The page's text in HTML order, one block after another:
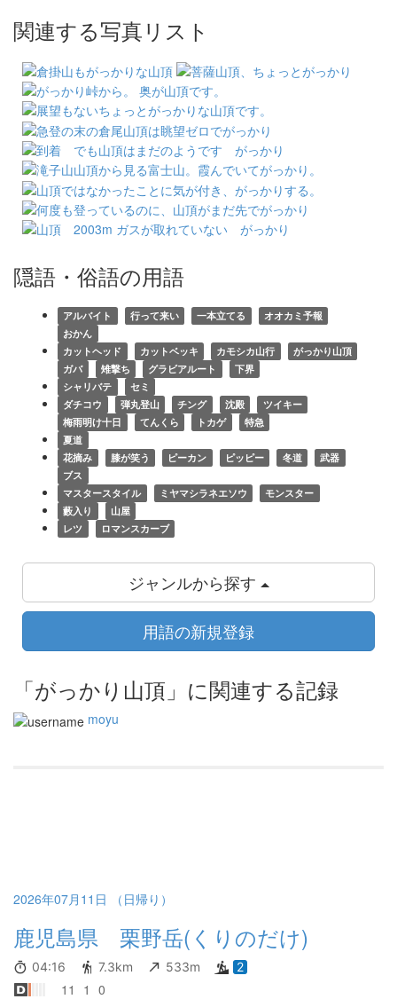
関連する写真リスト
隠語・俗語の用語
アルバイト 行って来い 一本立てる
オオカミ予報
おかん
カットヘッド
カットベッキ カモシカ山行
がっかり山頂
ガバ
雉撃ち グラビアルート
下界
シャリバテ
セミ
ダチコウ
弾丸登山 チング 沈殿
ツイキー
梅雨明け十日
てんくら トカゲ
特急
夏道
花摘み
膝が笑う ピーカン ピッピー 冬道
武器
ブス
マスタースタイル
ミヤマシラネエソウ
モンスター
藪入り
山屋
レツ
ロマンスカーブ
ジャンルから探す
用語の新規登録
「がっかり山頂」に関連する記録
moyu
2026年07月11日 （日帰り）
鹿児島県 栗野岳(くりのだけ)
04:16 7.3km 533m 2
11 1 0